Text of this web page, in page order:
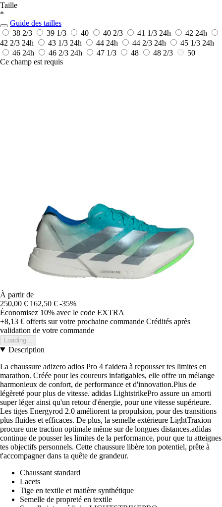
Taille
*
Guide des tailles
38 2/3
39 1/3 40 40 2/3 41 1/3 24h 42 24h
42 2/3 24h 43 1/3 24h 44 24h 44 2/3 24h 45 1/3 24h
46 24h 46 2/3 24h 47 1/3 48 48 2/3
50
Ce champ est requis
À partir de
250,00 € 162,50 € -35%
Économisez 10% avec le code EXTRA
+8,13 € offerts sur votre prochaine commande Crédités après
validation de votre commande
Loading...
Description
La chaussure adizero adios Pro 4 t'aidera à repousser tes limites en
marathon. Créée pour les coureurs infatigables, elle offre un mélange
harmonieux de confort, de performance et d'innovation.Plus de
légèreté pour plus de vitesse. adidas LightstrikePro assure un amorti
super léger ainsi qu'un retour d'énergie, pour une vitesse supérieure.
Les tiges Energyrod 2.0 améliorent ta propulsion, pour des transitions
plus fluides et efficaces. De plus, la semelle extérieure LightTraxion
procure une traction optimale même sur de longues distances.adidas
continue de pousser les limites de la performance, pour que tu atteignes
tes objectifs personnels. Cette chaussure libère ton potentiel, prête à
t'accompagner dans ta quête de grandeur.
Chaussant standard
Lacets
Tige en textile et matière synthétique
Semelle de propreté en textile